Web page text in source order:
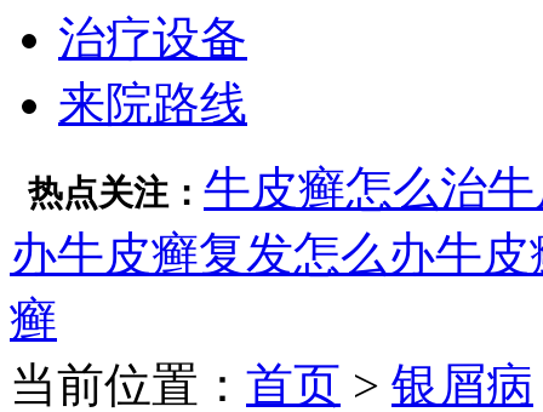
治疗设备
来院路线
热点关注： 牛皮癣怎么治
办牛皮癣复发怎么办牛皮
癣
当前位置： 首页 > 银屑病